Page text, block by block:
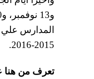
2015-2016.
تعرف من هنا